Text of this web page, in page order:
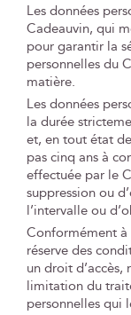
Les données
Cadeauvin, qui
pour garantir la
personnelles du
matière.
Les données
la durée
et, en tout état
pas cinq ans à
effectuée par le
suppression ou
l’intervalle ou
Conformément
réserve des
un droit
limitation du
personnelles qui